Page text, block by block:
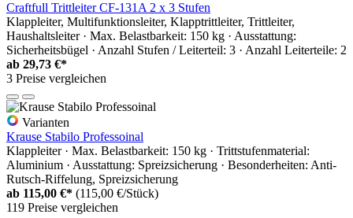
Craftfull Trittleiter CF-131A 2 x 3 Stufen
Klappleiter, Multifunktionsleiter, Klapptrittleiter, Trittleiter,
Haushaltsleiter · Max. Belastbarkeit: 150 kg · Ausstattung:
Sicherheitsbügel · Anzahl Stufen / Leiterteil: 3 · Anzahl Leiterteile: 2
ab 29,73 €*
3 Preise vergleichen
Varianten
Krause Stabilo Professoinal
Klappleiter · Max. Belastbarkeit: 150 kg · Trittstufenmaterial:
Aluminium · Ausstattung: Spreizsicherung · Besonderheiten: Anti-
Rutsch-Riffelung, Spreizsicherung
ab 115,00 €* (115,00 €/Stück)
119 Preise vergleichen